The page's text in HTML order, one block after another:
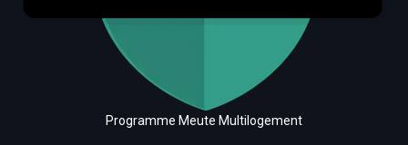
Programme Meute Multilogement